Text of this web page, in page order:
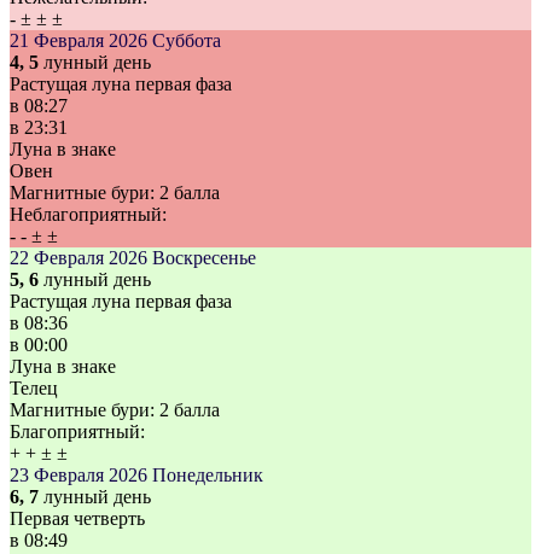
- ± ± ±
21 Февраля 2026 Суббота
4, 5 лунный день
Растущая луна первая фаза
в 08:27
в 23:31
Луна в знаке
Овен
Магнитные бури: 2 балла
Неблагоприятный:
- - ± ±
22 Февраля 2026 Воскресенье
5, 6 лунный день
Растущая луна первая фаза
в 08:36
в 00:00
Луна в знаке
Телец
Магнитные бури: 2 балла
Благоприятный:
+ + ± ±
23 Февраля 2026 Понедельник
6, 7 лунный день
Первая четверть
в 08:49